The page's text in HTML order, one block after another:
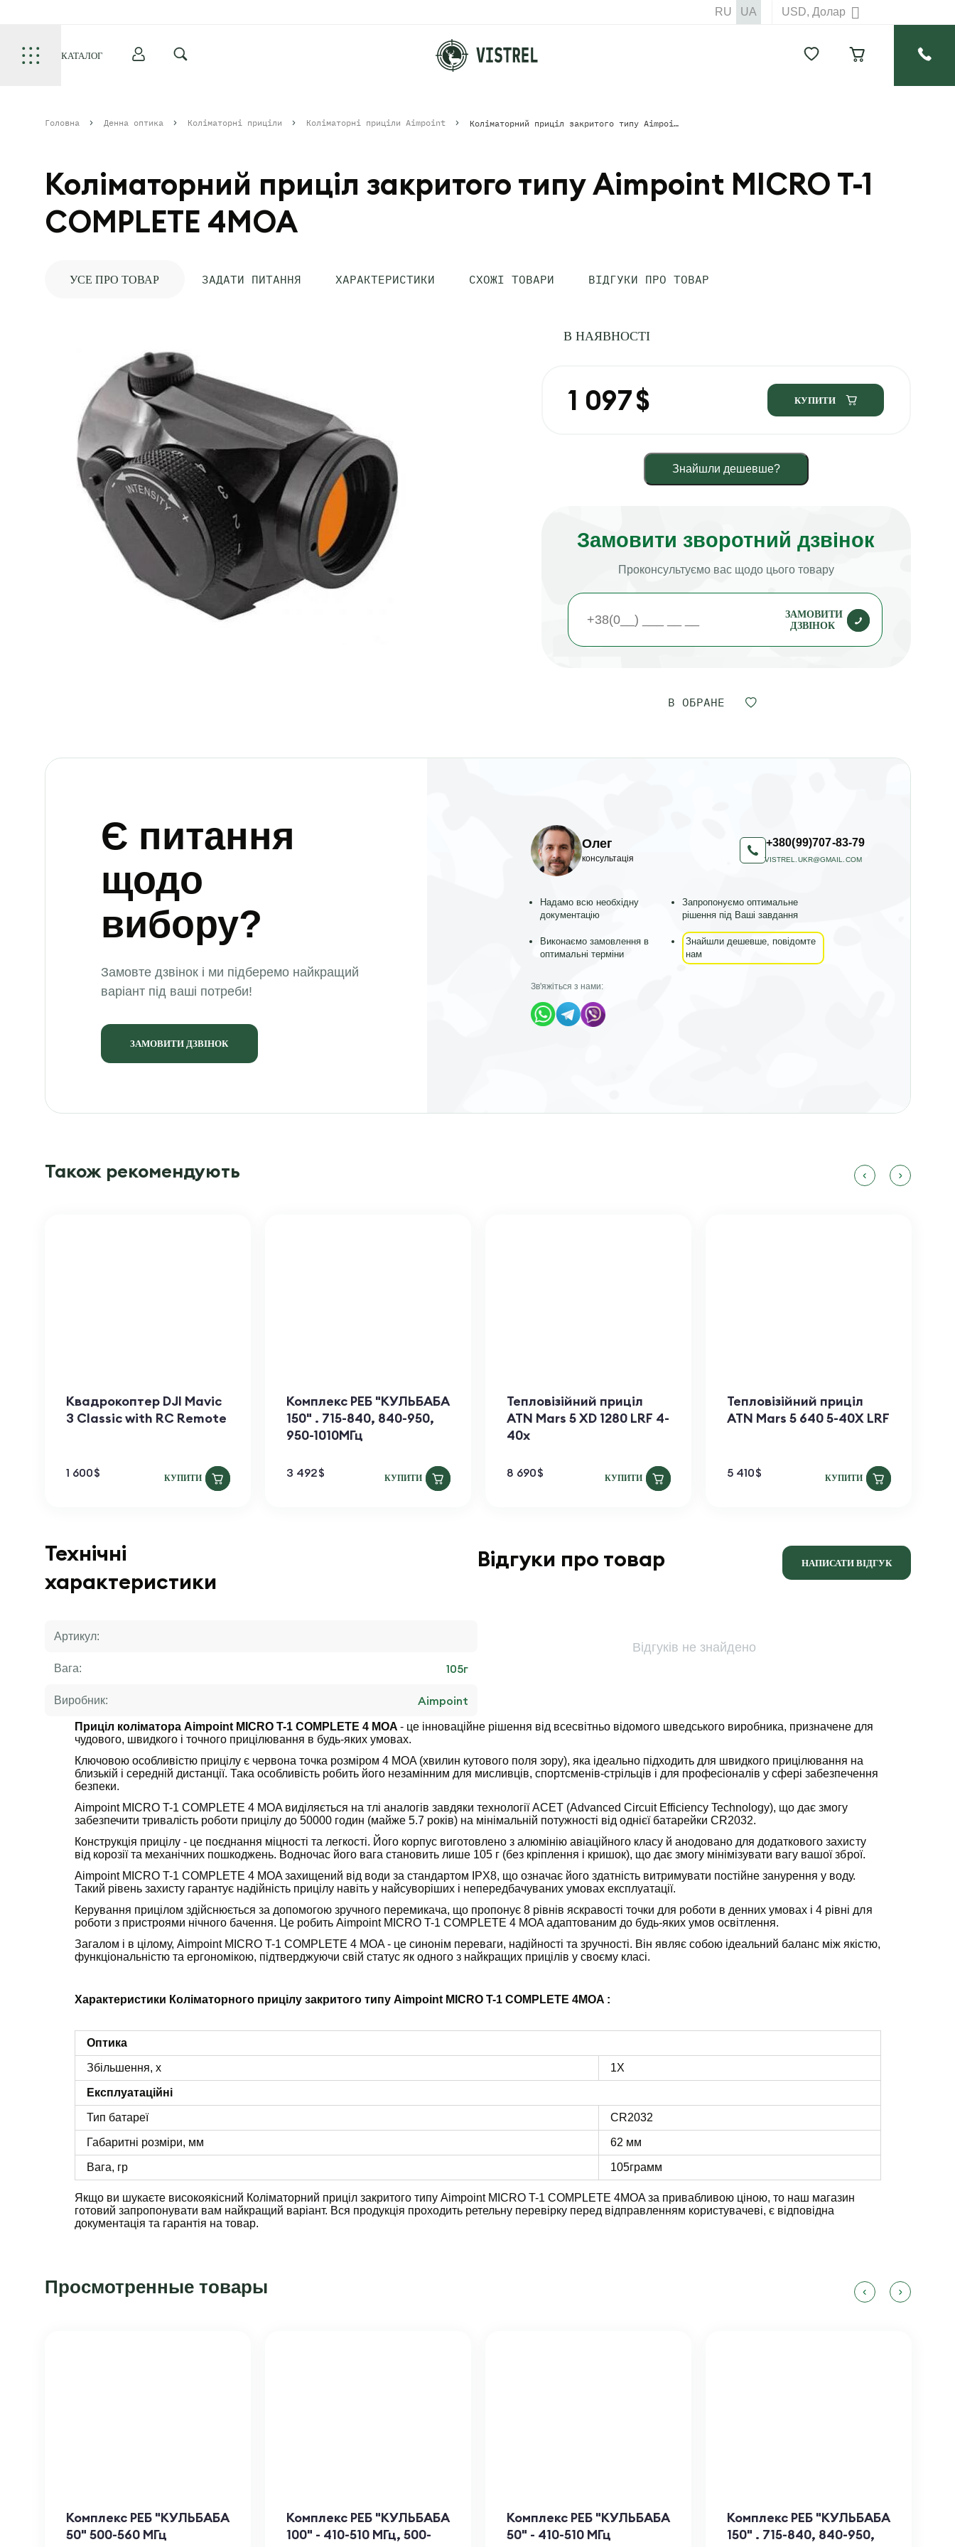
USD, Долар
RU UA
КАТАЛОГ
Головна Денна оптика Коліматорні приціли Коліматорні приціли Aimpoint Коліматорний приціл закритого типу Aimpoint MICRO T-1 COMPLETE 4MOA
Коліматорний приціл закритого типу Aimpoint MICRO T-1
COMPLETE 4MOA
УСЕ ПРО ТОВАР ЗАДАТИ ПИТАННЯ ХАРАКТЕРИСТИКИ СХОЖІ ТОВАРИ ВІДГУКИ ПРО ТОВАР
В НАЯВНОСТІ
1 097$ КУПИТИ
Знайшли дешевше?
Замовити зворотний дзвінок
Проконсультуємо вас щодо цього товару
ЗАМОВИТИ
ДЗВІНОК
В ОБРАНЕ
Є питання
щодо
вибору?
Замовте дзвінок і ми підберемо найкращий
варіант під ваші потреби!
ЗАМОВИТИ ДЗВІНОК
Олег
консультація
+380(99)707-83-79
VISTREL.UKR@GMAIL.COM
Надамо всю необхідну
документацію
Запропонуємо оптимальне
рішення під Ваші завдання
Виконаємо замовлення в
оптимальні терміни
Знайшли дешевше, повідомте
нам
Зв'яжіться з нами:
Також рекомендують
Квадрокоптер DJI Mavic
3 Classic with RC Remote
1 600$ КУПИТИ
Комплекс РЕБ "КУЛЬБАБА
150" . 715-840, 840-950,
950-1010МГц
3 492$ КУПИТИ
Тепловізійний приціл
ATN Mars​ 5 XD 1280 LRF 4-
40x
8 690$ КУПИТИ
Тепловізійний приціл
ATN Mars​ 5 640 5-40X LRF
5 410$ КУПИТИ
Технічні
характеристики
Артикул:
Вага: 105г
Виробник: Aimpoint
Відгуки про товар НАПИСАТИ ВІДГУК
Відгуків не знайдено
Приціл коліматора Aimpoint MICRO T-1 COMPLETE 4 MOA - це інноваційне рішення від всесвітньо відомого шведського виробника, призначене для
чудового, швидкого і точного прицілювання в будь-яких умовах.
Ключовою особливістю прицілу є червона точка розміром 4 MOA (хвилин кутового поля зору), яка ідеально підходить для швидкого прицілювання на
близькій і середній дистанції. Така особливість робить його незамінним для мисливців, спортсменів-стрільців і для професіоналів у сфері забезпечення
безпеки.
Aimpoint MICRO T-1 COMPLETE 4 MOA виділяється на тлі аналогів завдяки технології ACET (Advanced Circuit Efficiency Technology), що дає змогу
забезпечити тривалість роботи прицілу до 50000 годин (майже 5.7 років) на мінімальній потужності від однієї батарейки CR2032.
Конструкція прицілу - це поєднання міцності та легкості. Його корпус виготовлено з алюмінію авіаційного класу й анодовано для додаткового захисту
від корозії та механічних пошкоджень. Водночас його вага становить лише 105 г (без кріплення і кришок), що дає змогу мінімізувати вагу вашої зброї.
Aimpoint MICRO T-1 COMPLETE 4 MOA захищений від води за стандартом IPX8, що означає його здатність витримувати постійне занурення у воду.
Такий рівень захисту гарантує надійність прицілу навіть у найсуворіших і непередбачуваних умовах експлуатації.
Керування прицілом здійснюється за допомогою зручного перемикача, що пропонує 8 рівнів яскравості точки для роботи в денних умовах і 4 рівні для
роботи з пристроями нічного бачення. Це робить Aimpoint MICRO T-1 COMPLETE 4 MOA адаптованим до будь-яких умов освітлення.
Загалом і в цілому, Aimpoint MICRO T-1 COMPLETE 4 MOA - це синонім переваги, надійності та зручності. Він являє собою ідеальний баланс між якістю,
функціональністю та ергономікою, підтверджуючи свій статус як одного з найкращих прицілів у своєму класі.
Характеристики Коліматорного прицілу закритого типу Aimpoint MICRO T-1 COMPLETE 4MOA :
Оптика
Збільшення, х 1X
Експлуатаційні
Тип батареї CR2032
Габаритні розміри, мм 62 мм
Вага, гр 105грамм
Якщо ви шукаєте високоякісний Коліматорний приціл закритого типу Aimpoint MICRO T-1 COMPLETE 4MOA за привабливою ціною, то наш магазин
готовий запропонувати вам найкращий варіант. Вся продукція проходить ретельну перевірку перед відправленням користувачеві, є відповідна
документація та гарантія на товар.
Просмотренные товары
Комплекс РЕБ "КУЛЬБАБА
50" 500-560 МГц
Комплекс РЕБ "КУЛЬБАБА
100" - 410-510 МГц, 500-
Комплекс РЕБ "КУЛЬБАБА
50" - 410-510 МГц
Комплекс РЕБ "КУЛЬБАБА
150" . 715-840, 840-950,